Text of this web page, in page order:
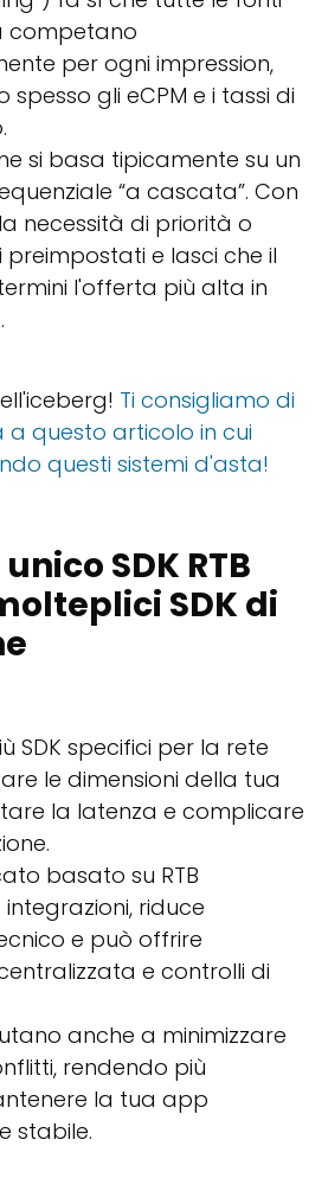
competano
per ogni impression,
gli eCPM e i tassi di
si basa tipicamente su un
“a cascata”. Con
la necessità di priorità o
preimpostati e lasci che il
l'offerta più alta in
Ti consigliamo di
questo articolo in cui
questi sistemi d'asta!
SDK RTB
SDK di
SDK specifici per la rete
le dimensioni della tua
la latenza e complicare
basato su RTB
riduce
e può offrire
e controlli di
anche a minimizzare
rendendo più
la tua app
stabile.